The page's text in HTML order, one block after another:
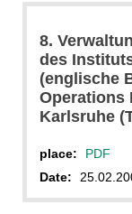
8.
des
(englische
Operations
Karlsruhe
place:
PDF
Date: